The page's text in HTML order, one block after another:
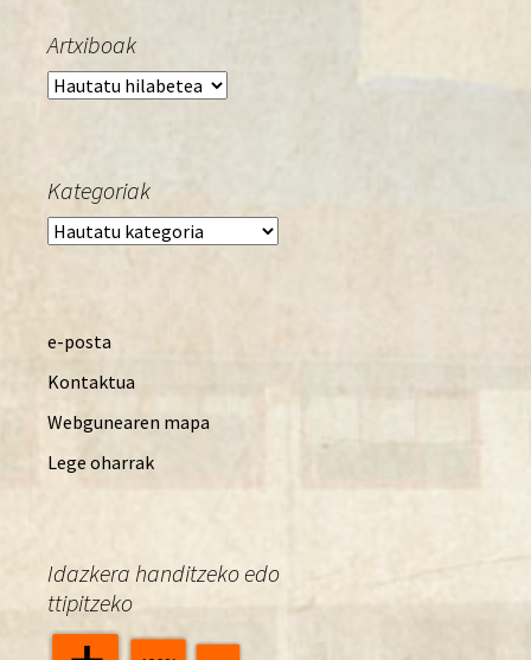
Artxiboak
Artxiboak
Kategoriak
Kategoriak
e-posta
Kontaktua
Webgunearen mapa
Lege oharrak
Idazkera handitzeko edo
ttipitzeko